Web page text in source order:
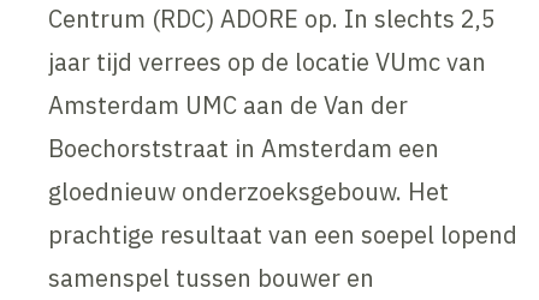
Centrum (RDC) ADORE op. In slechts 2,5
jaar tijd verrees op de locatie VUmc van
Amsterdam UMC aan de Van der
Boechorststraat in Amsterdam een
gloednieuw onderzoeksgebouw. Het
prachtige resultaat van een soepel lopend
samenspel tussen bouwer en